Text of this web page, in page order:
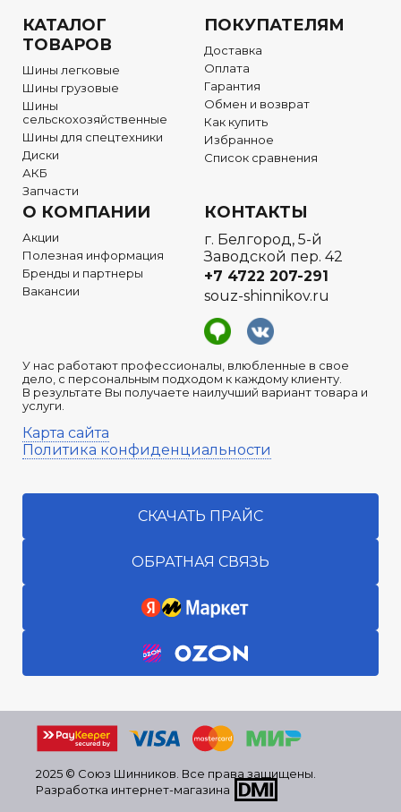
КАТАЛОГ
ТОВАРОВ
Шины легковые
Шины грузовые
Шины
сельскохозяйственные
Шины для спецтехники
Диски
АКБ
Запчасти
ПОКУПАТЕЛЯМ
Доставка
Оплата
Гарантия
Обмен и возврат
Как купить
Избранное
Список сравнения
О КОМПАНИИ
Акции
Полезная информация
Бренды и партнеры
Вакансии
У нас работают профессионалы, влюбленные в свое
дело, с персональным подходом к каждому клиенту.
В результате Вы получаете наилучший вариант товара и
услуги.
Карта сайта
Политика конфиденциальности
КОНТАКТЫ
г. Белгород, 5-й
Заводской пер. 42
+7 4722 207-291
souz-shinnikov.ru
СКАЧАТЬ ПРАЙС
ОБРАТНАЯ СВЯЗЬ
2025 © Союз Шинников. Все права защищены.
Разработка интернет-магазина